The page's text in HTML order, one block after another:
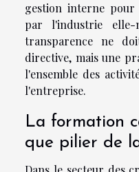
gestion interne
par l'industrie elle-
transparence ne
directive, mais une
l'ensemble des
l'entreprise.
La formation
que pilier de